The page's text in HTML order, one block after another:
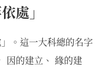
處」
。這一大科總的名字
因的建立、 緣的建